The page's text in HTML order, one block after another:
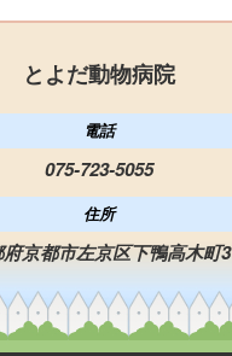
とよだ動物病院
電話
075-723-5055
住所
京都市左京区下鴨高木町3